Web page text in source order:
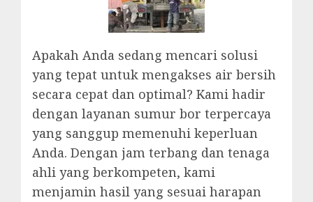
Apakah Anda sedang mencari solusi
yang tepat untuk mengakses air bersih
secara cepat dan optimal? Kami hadir
dengan layanan sumur bor terpercaya
yang sanggup memenuhi keperluan
Anda. Dengan jam terbang dan tenaga
ahli yang berkompeten, kami
menjamin hasil yang sesuai harapan